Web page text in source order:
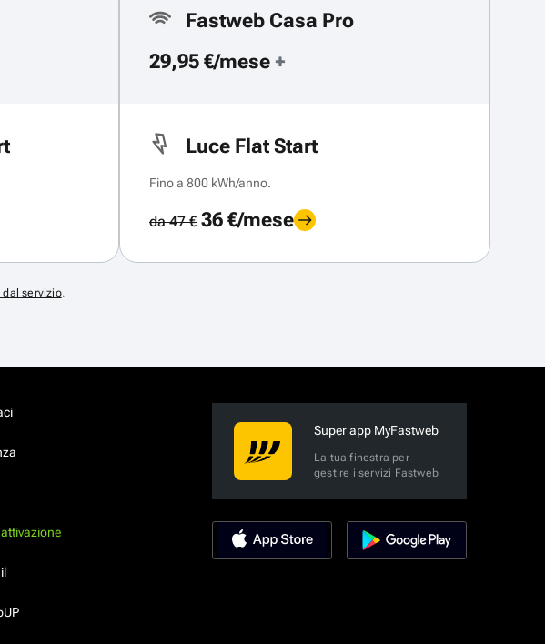
Fastweb Casa Pro
29,95 €/mese +
Luce Flat Start
Fino a 800 kWh/anno.
da 47 €36 €/mese
dal servizio.
Super app MyFastweb
La tua finestra per
gestire i servizi Fastweb